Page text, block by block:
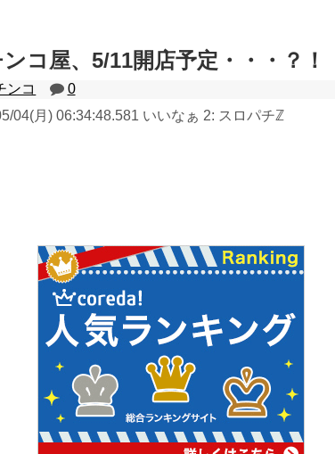
コ屋、5/11開店予定・・・？！
ンコ
0
04(月) 06:34:48.581 いいなぁ 2: スロパチℤ